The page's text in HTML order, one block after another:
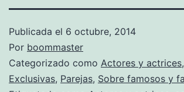
Publicada el 6 octubre, 2014
Por boommaster
Categorizado como Actores y actrices,
Exclusivas, Parejas, Sobre famosos y